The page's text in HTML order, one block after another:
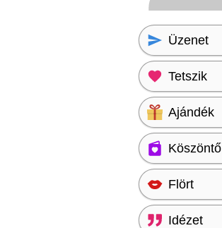
Üzenet
Tetszik
Ajándék
Köszöntő
Flört
Idézet